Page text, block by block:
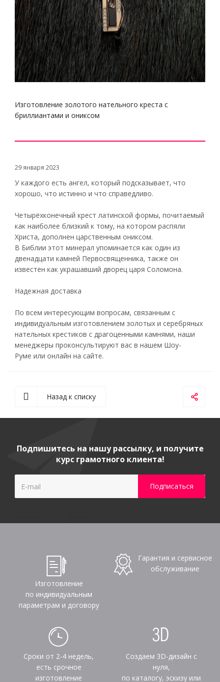
Изготовление золотого нательного креста с
бриллиантами и ониксом
29 января 2023
У каждого есть ангел, который подсказывает, что
хорошо, что истинно и что справедливо.
Четырёхконечный крест латинской формы, почитаемый
как наиболее близкий к тому, на котором распяли
Христа, дополнен царственным ониксом.
В Библии этот минерал упоминается как один из
двенадцати камней Первосвященника, также он
известен как украшавший дворец царя Соломона.
Надежная доставка
По всем интересующим вопросам, связанным с
индивидуальным изготовлением золотых и серебряных
нательных крестиков с драгоценными камнями, наши
менеджеры проконсультируют вас в нашем Шоу-
Руме или онлайн на сайте.
Назад к списку
Подпишитесь на нашу рассылку, и получите
курс грамотного клиента!
Изготовление
по индивидуальным
параметрам и договору
Гарантия и сервисное
обслуживание
Сроки от 2-4 недель,
есть срочное
изготовление
Создаем 3D-дизайн с
нуля,
по каталогу, эскизу или